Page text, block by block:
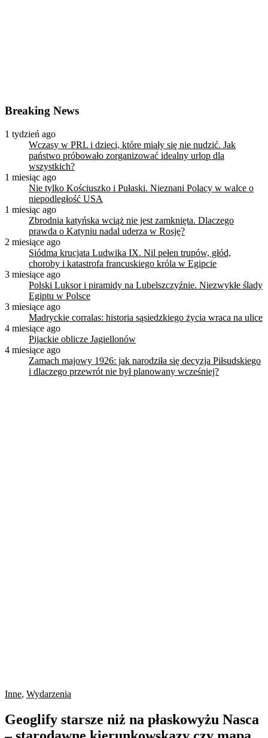
Breaking News
1 tydzień ago
Wczasy w PRL i dzieci, które miały się nie nudzić. Jak
państwo próbowało zorganizować idealny urlop dla
wszystkich?
1 miesiąc ago
Nie tylko Kościuszko i Pułaski. Nieznani Polacy w walce o
niepodległość USA
1 miesiąc ago
Zbrodnia katyńska wciąż nie jest zamknięta. Dlaczego
prawda o Katyniu nadal uderza w Rosję?
2 miesiące ago
Siódma krucjata Ludwika IX. Nil pełen trupów, głód,
choroby i katastrofa francuskiego króla w Egipcie
3 miesiące ago
Polski Luksor i piramidy na Lubelszczyźnie. Niezwykłe ślady
Egiptu w Polsce
3 miesiące ago
Madryckie corralas: historia sąsiedzkiego życia wraca na ulice
4 miesiące ago
Pijackie oblicze Jagiellonów
4 miesiące ago
Zamach majowy 1926: jak narodziła się decyzja Piłsudskiego
i dlaczego przewrót nie był planowany wcześniej?
Inne, Wydarzenia
Geoglify starsze niż na płaskowyżu Nasca